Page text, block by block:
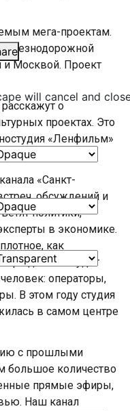
will cancel and
мега-проектам.
и Москвой. Проект
о
проектах. Это
«Ленфильм»
«Санкт-
обсуждений и
политики,
в экономике.
как
дня там будет
операторы,
В этом году студия
в самом центре
с прошлыми
большое количество
прямые эфиры,
Наш канал